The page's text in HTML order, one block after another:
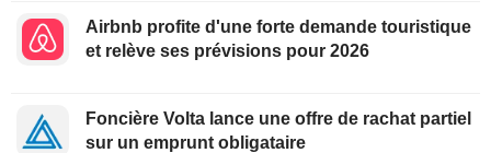
Airbnb profite d'une forte demande touristique
et relève ses prévisions pour 2026
Foncière Volta lance une offre de rachat partiel
sur un emprunt obligataire